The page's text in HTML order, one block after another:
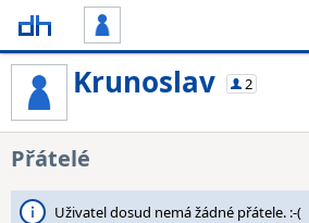
Krunoslav 2
Přátelé
Uživatel dosud nemá žádné přátele. :-(